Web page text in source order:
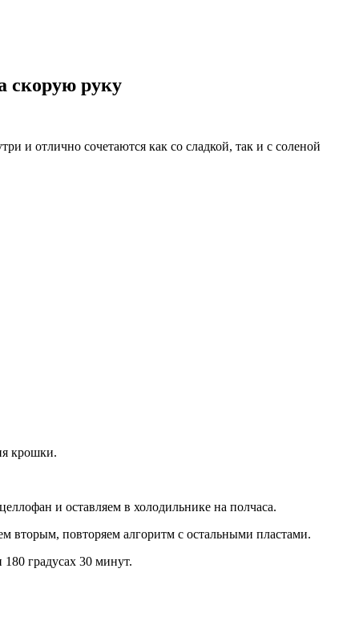
скорую руку
отлично сочетаются как со сладкой, так и с соленой
крошки.
и оставляем в холодильнике на полчаса.
вторым, повторяем алгоритм с остальными пластами.
градусах 30 минут.